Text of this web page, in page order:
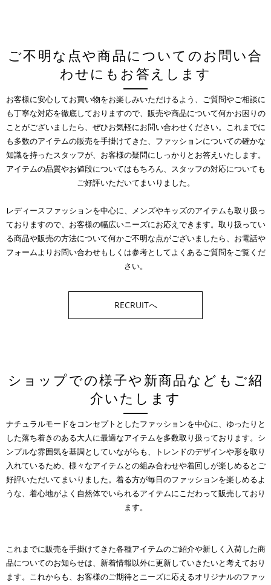
お客様に安心してお買い物をお楽しみいただけるよう、ご質問やご相談に
も丁寧な対応を徹底しておりますので、販売や商品について何かお困りの
ことがございましたら、ぜひお気軽にお問い合わせください。これまでに
も多数のアイテムの販売を手掛けてきた、ファッションについての確かな
知識を持ったスタッフが、お客様の疑問にしっかりとお答えいたします。
アイテムの品質やお値段についてはもちろん、スタッフの対応についても
ご好評いただいてまいりました。
レディースファッションを中心に、メンズやキッズのアイテムも取り扱っ
ておりますので、お客様の幅広いニーズにお応えできます。取り扱ってい
る商品や販売の方法について何かご不明な点がございましたら、お電話や
フォームよりお問い合わせもしくは参考としてよくあるご質問をご覧くだ
さい。
ご不明な点や商品についてのお問い合
わせにもお答えします
RECRUITへ
ナチュラルモードをコンセプトとしたファッションを中心に、ゆったりと
した落ち着きのある大人に最適なアイテムを多数取り扱っております。シ
ンプルな雰囲気を基調としていながらも、トレンドのデザインや形を取り
入れているため、様々なアイテムとの組み合わせや着回しが楽しめるとご
好評いただいてまいりました。着る方が毎日のファッションを楽しめるよ
うな、着心地がよく自然体でいられるアイテムにこだわって販売しており
ます。
これまでに販売を手掛けてきた各種アイテムのご紹介や新しく入荷した商
品についてのお知らせは、新着情報以外に更新していきたいと考えており
ます。これからも、お客様のご期待とニーズに応えるオリジナルのファッ
ショップでの様子や新商品などもご紹
介いたします